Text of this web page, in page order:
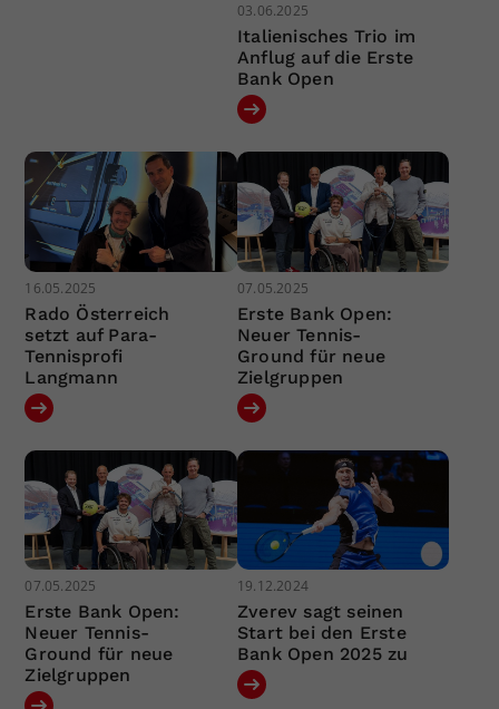
03.06.2025
Italienisches Trio im
Anflug auf die Erste
Bank Open
16.05.2025
Rado Österreich
setzt auf Para-
Tennisprofi
Langmann
07.05.2025
Erste Bank Open:
Neuer Tennis-
Ground für neue
Zielgruppen
07.05.2025
Erste Bank Open:
Neuer Tennis-
Ground für neue
Zielgruppen
19.12.2024
Zverev sagt seinen
Start bei den Erste
Bank Open 2025 zu